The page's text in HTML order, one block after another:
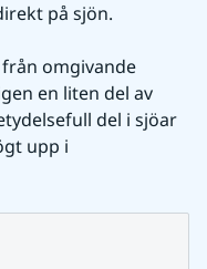
på sjön.
omgivande
en liten del av
del i sjöar
upp i